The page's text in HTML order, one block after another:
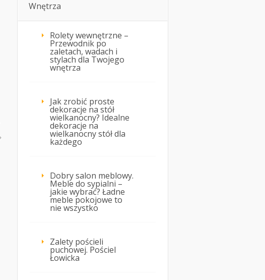
Wnętrza
Rolety wewnętrzne –
Przewodnik po
zaletach, wadach i
stylach dla Twojego
wnętrza
Jak zrobić proste
dekoracje na stół
wielkanocny? Idealne
dekoracje na
wielkanocny stół dla
każdego
Dobry salon meblowy.
Meble do sypialni –
jakie wybrać? Ładne
meble pokojowe to
nie wszystko
Zalety pościeli
puchowej. Pościel
Łowicka